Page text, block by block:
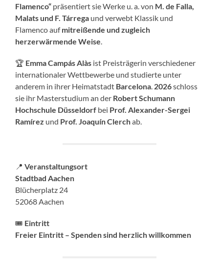
Flamenco“ präsentiert sie Werke u. a. von M. de Falla,
Malats und F. Tárrega und verwebt Klassik und
Flamenco aufmitreißende und zugleich
herzerwärmende Weise.
🏆 Emma Campás Alàs ist Preisträgerin verschiedener
internationaler Wettbewerbe und studierte unter
anderem in ihrer Heimatstadt Barcelona. 2026schloss
sie ihr Masterstudium an der Robert Schumann
Hochschule Düsseldorf bei Prof. Alexander-Sergei
Ramírez und Prof. Joaquín Clerchab.
📍Veranstaltungsort
Stadtbad Aachen
Blücherplatz 24
52068 Aachen
🎟️ Eintritt
Freier Eintritt – Spenden sind herzlich willkommen